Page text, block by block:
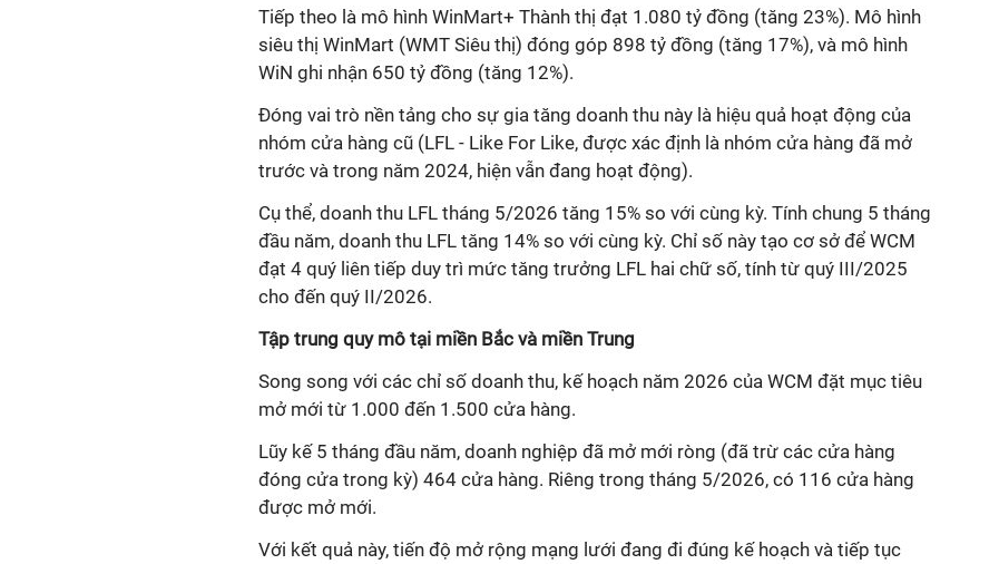
Tiếp theo là mô hình WinMart+ Thành thị đạt 1.080 tỷ đồng (tăng 23%). Mô hình
siêu thị WinMart (WMT Siêu thị) đóng góp 898 tỷ đồng (tăng 17%), và mô hình
WiN ghi nhận 650 tỷ đồng (tăng 12%).
Đóng vai trò nền tảng cho sự gia tăng doanh thu này là hiệu quả hoạt động của
nhóm cửa hàng cũ (LFL - Like For Like, được xác định là nhóm cửa hàng đã mở
trước và trong năm 2024, hiện vẫn đang hoạt động).
Cụ thể, doanh thu LFL tháng 5/2026 tăng 15% so với cùng kỳ. Tính chung 5 tháng
đầu năm, doanh thu LFL tăng 14% so với cùng kỳ. Chỉ số này tạo cơ sở để WCM
đạt 4 quý liên tiếp duy trì mức tăng trưởng LFL hai chữ số, tính từ quý III/2025
cho đến quý II/2026.
Tập trung quy mô tại miền Bắc và miền Trung
Song song với các chỉ số doanh thu, kế hoạch năm 2026 của WCM đặt mục tiêu
mở mới từ 1.000 đến 1.500 cửa hàng.
Lũy kế 5 tháng đầu năm, doanh nghiệp đã mở mới ròng (đã trừ các cửa hàng
đóng cửa trong kỳ) 464 cửa hàng. Riêng trong tháng 5/2026, có 116 cửa hàng
được mở mới.
Với kết quả này, tiến độ mở rộng mạng lưới đang đi đúng kế hoạch và tiếp tục